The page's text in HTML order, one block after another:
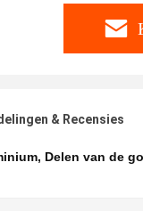
& Recensies
, Delen van de